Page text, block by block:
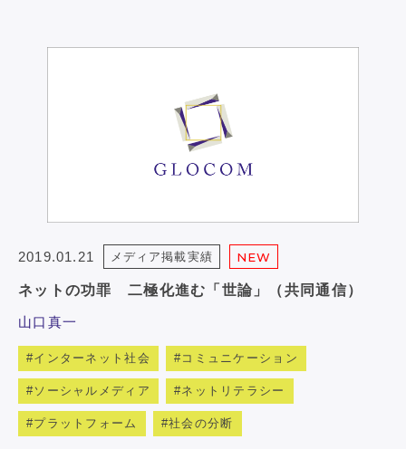
2019.01.21 メディア掲載実績 NEW
ネットの功罪 二極化進む「世論」（共同通信）
山口真一
インターネット社会 コミュニケーション
ソーシャルメディア ネットリテラシー
プラットフォーム 社会の分断